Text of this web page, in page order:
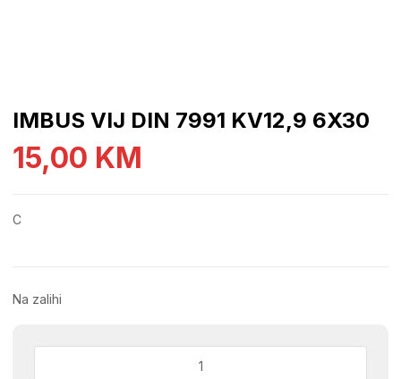
IMBUS VIJ DIN 7991 KV12,9 6X30
15,00 KM
C
Na zalihi